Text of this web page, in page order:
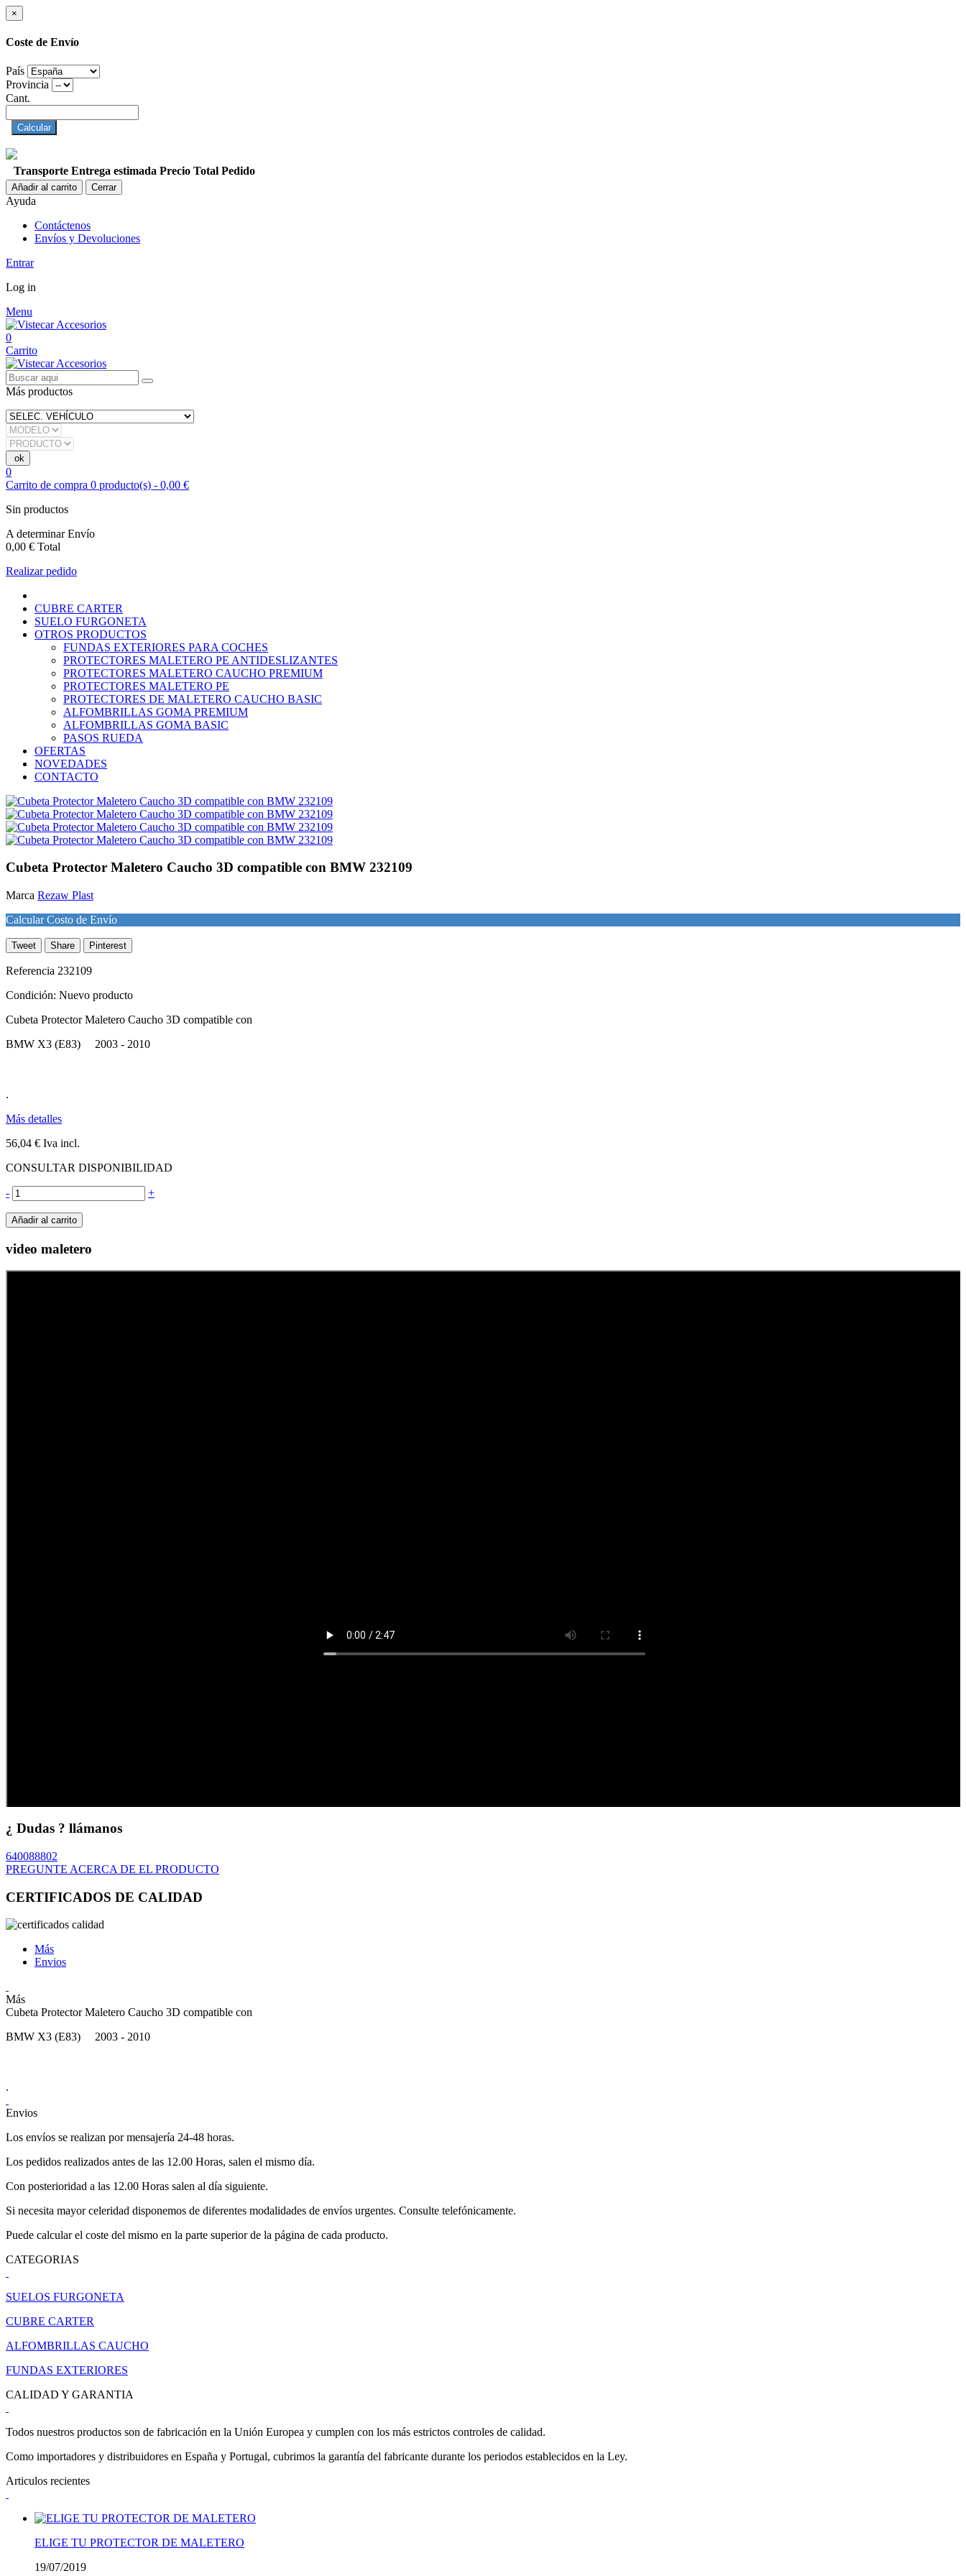
×
Coste de Envío
País
Provincia
Cant.
Calcular
Transporte Entrega estimada Precio Total Pedido
Añadir al carrito Cerrar
Ayuda
Contáctenos
Envíos y Devoluciones
Entrar
Log in
Menu
0
Carrito
Más productos
0
Carrito de compra 0 producto(s) - 0,00 €
Sin productos
A determinarEnvío
0,00 € Total
Realizar pedido
CUBRE CARTER
SUELO FURGONETA
OTROS PRODUCTOS
FUNDAS EXTERIORES PARA COCHES
PROTECTORES MALETERO PE ANTIDESLIZANTES
PROTECTORES MALETERO CAUCHO PREMIUM
PROTECTORES MALETERO PE
PROTECTORES DE MALETERO CAUCHO BASIC
ALFOMBRILLAS GOMA PREMIUM
ALFOMBRILLAS GOMA BASIC
PASOS RUEDA
OFERTAS
NOVEDADES
CONTACTO
Cubeta Protector Maletero Caucho 3D compatible con BMW 232109
Marca Rezaw Plast
Calcular Costo de Envío
Tweet Share Pinterest
Referencia 232109
Condición: Nuevo producto
Cubeta Protector Maletero Caucho 3D compatible con
BMW X3 (E83) 2003 - 2010
.
Más detalles
56,04 € Iva incl.
CONSULTAR DISPONIBILIDAD
- +
Añadir al carrito
video maletero
¿ Dudas ? llámanos
640088802
PREGUNTE ACERCA DE EL PRODUCTO
CERTIFICADOS DE CALIDAD
Más
Envios
Más
Cubeta Protector Maletero Caucho 3D compatible con
BMW X3 (E83) 2003 - 2010
.
Envios
Los envíos se realizan por mensajería 24-48 horas.
Los pedidos realizados antes de las 12.00 Horas, salen el mismo día.
Con posterioridad a las 12.00 Horas salen al día siguiente.
Si necesita mayor celeridad disponemos de diferentes modalidades de envíos urgentes. Consulte telefónicamente.
Puede calcular el coste del mismo en la parte superior de la página de cada producto.
CATEGORIAS
SUELOS FURGONETA
CUBRE CARTER
ALFOMBRILLAS CAUCHO
FUNDAS EXTERIORES
CALIDAD Y GARANTIA
Todos nuestros productos son de fabricación en la Unión Europea y cumplen con los más estrictos controles de calidad.
Como importadores y distribuidores en España y Portugal, cubrimos la garantía del fabricante durante los periodos establecidos en la Ley.
Articulos recientes
ELIGE TU PROTECTOR DE MALETERO
19/07/2019